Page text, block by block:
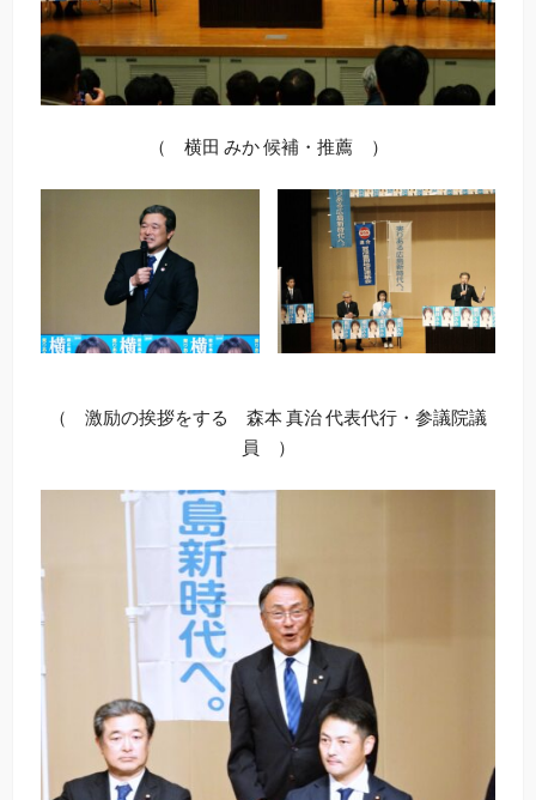
（ 横田 みか 候補・推薦 ）
（ 激励の挨拶をする 森本 真治 代表代行・参議院議
員 ）